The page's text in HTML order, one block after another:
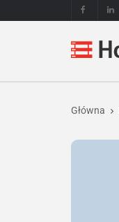
Główna